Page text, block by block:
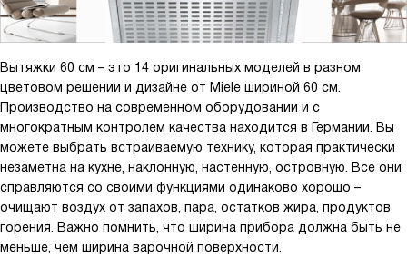
Вытяжки 60 см – это 14 оригинальных моделей в разном
цветовом решении и дизайне от Miele шириной 60 см.
Производство на современном оборудовании и с
многократным контролем качества находится в Германии. Вы
можете выбрать встраиваемую технику, которая практически
незаметна на кухне, наклонную, настенную, островную. Все они
справляются со своими функциями одинаково хорошо –
очищают воздух от запахов, пара, остатков жира, продуктов
горения. Важно помнить, что ширина прибора должна быть не
меньше, чем ширина варочной поверхности.